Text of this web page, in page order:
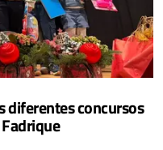
diferentes concursos